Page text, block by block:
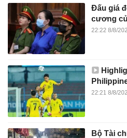
Đấu giá
cương
22:22 8/8/
22:21 8/8/
Bộ Tài